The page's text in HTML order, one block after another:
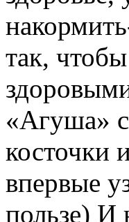
так,
«Агуша»
косточки
впервые
пользе) И